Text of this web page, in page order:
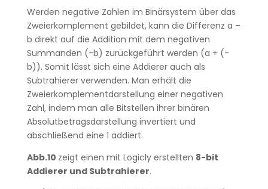
Werden negative Zahlen im Binärsystem über das
Zweierkomplement gebildet, kann die Differenz a –
b direkt auf die Addition mit dem negativen
Summanden (-b) zurückgeführt werden (a + (-
b)). Somit lässt sich eine Addierer auch als
Subtrahierer verwenden. Man erhält die
Zweierkomplementdarstellung einer negativen
Zahl, indem man alle Bitstellen ihrer binären
Absolutbetragsdarstellung invertiert und
abschließend eine 1 addiert.
Abb.10 zeigt einen mit Logicly erstellten 8-bit
Addierer und Subtrahierer.